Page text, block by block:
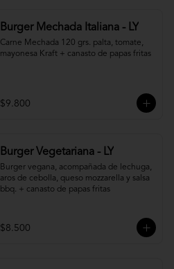
Burger Mechada Italiana - LY
Carne Mechada 120 grs. palta, tomate,
mayonesa Kraft + canasto de papas fritas
$9.800
Burger Vegetariana - LY
Burger vegana, acompañada de lechuga,
aros de cebolla, queso mozzarella y salsa
bbq. + canasto de papas fritas
$8.500